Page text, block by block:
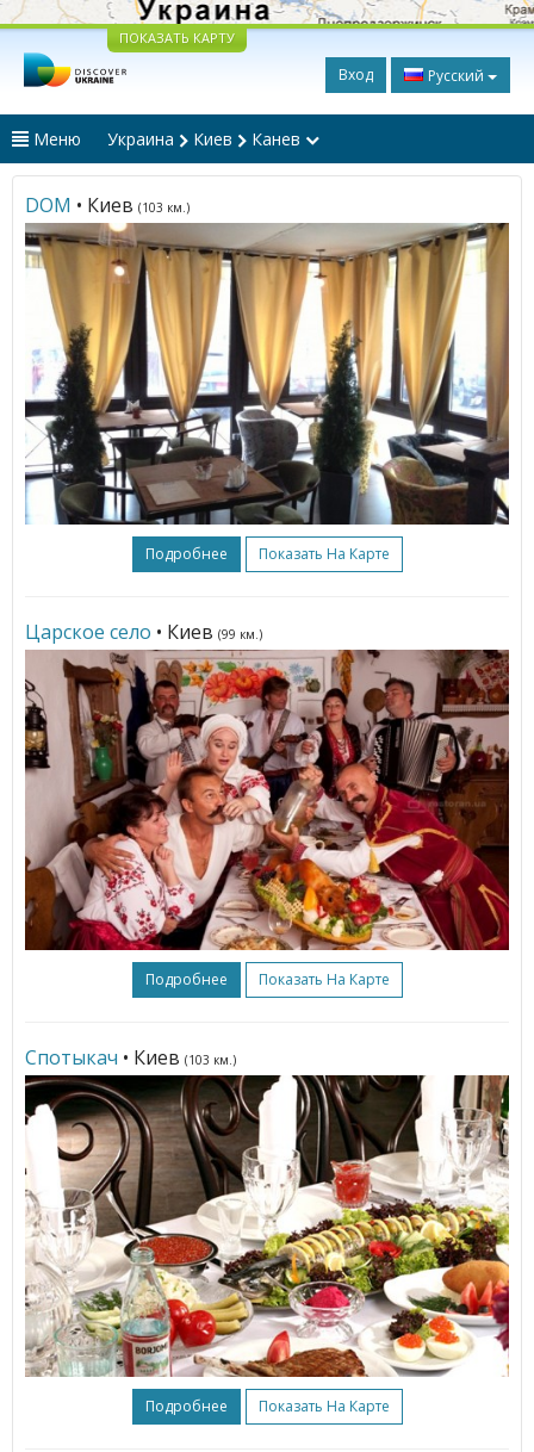
ПОКАЗАТЬ КАРТУ
Вход Русский
Меню Украина Киев Канев
DOM • Киев (103 км.)
Подробнее Показать На Карте
Царское село • Киев (99 км.)
Подробнее Показать На Карте
Спотыкач • Киев (103 км.)
Подробнее Показать На Карте